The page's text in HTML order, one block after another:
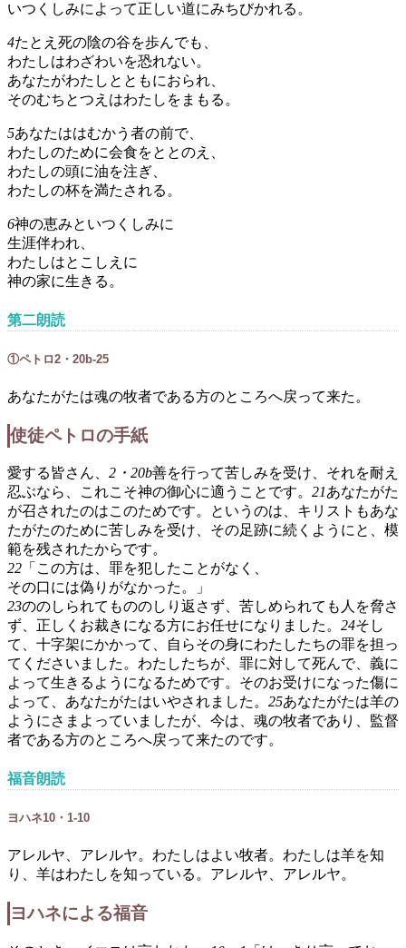
いつくしみによって正しい道にみちびかれる。
4たとえ死の陰の谷を歩んでも、
わたしはわざわいを恐れない。
あなたがわたしとともにおられ、
そのむちとつえはわたしをまもる。
5あなたははむかう者の前で、
わたしのために会食をととのえ、
わたしの頭に油を注ぎ、
わたしの杯を満たされる。
6神の恵みといつくしみに
生涯伴われ、
わたしはとこしえに
神の家に生きる。
第二朗読
①ペトロ2・20b-25
あなたがたは魂の牧者である方のところへ戻って来た。
使徒ペトロの手紙
愛する皆さん、 2・20b善を行って苦しみを受け、それを耐え
忍ぶなら、これこそ神の御心に適うことです。 21あなたがた
が召されたのはこのためです。というのは、キリストもあな
たがたのために苦しみを受け、その足跡に続くようにと、模
範を残されたからです。
22 「この方は、罪を犯したことがなく、
その口には偽りがなかった。」
23ののしられてもののしり返さず、苦しめられても人を脅さ
ず、正しくお裁きになる方にお任せになりました。 24そし
て、十字架にかかって、自らその身にわたしたちの罪を担っ
てくださいました。わたしたちが、罪に対して死んで、義に
よって生きるようになるためです。そのお受けになった傷に
よって、あなたがたはいやされました。 25あなたがたは羊の
ようにさまよっていましたが、今は、魂の牧者であり、監督
者である方のところへ戻って来たのです。
福音朗読
ヨハネ10・1-10
アレルヤ、アレルヤ。わたしはよい牧者。わたしは羊を知
り、羊はわたしを知っている。アレルヤ、アレルヤ。
ヨハネによる福音